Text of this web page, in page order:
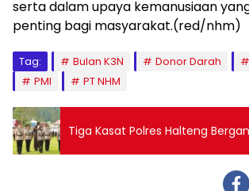
serta dalam upaya kemanusiaan
penting bagi masyarakat.(red/nhm)
Tag: Bulan K3N Donor Darah
PMI
PT NHM
Tiga Kasat Polres Halteng